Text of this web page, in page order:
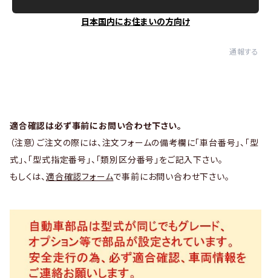
日本国内にお住まいの方向け
通報する
適合確認は必ず事前にお問い合わせ下さい。
（注意）ご注文の際には、注文フォームの備考欄に「車台番号」、「型
式」、「型式指定番号」、「類別区分番号」をご記入下さい。
もしくは、 適合確認フォームで事前にお問い合わせ下さい。